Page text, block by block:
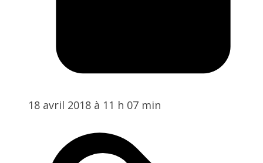
18 avril 2018 à 11 h 07 min